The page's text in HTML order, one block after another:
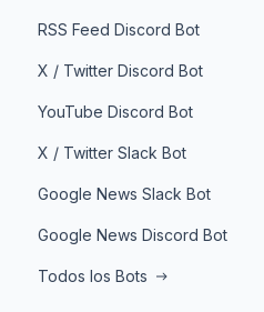
RSS Feed Discord Bot
X / Twitter Discord Bot
YouTube Discord Bot
X / Twitter Slack Bot
Google News Slack Bot
Google News Discord Bot
Todos los Bots